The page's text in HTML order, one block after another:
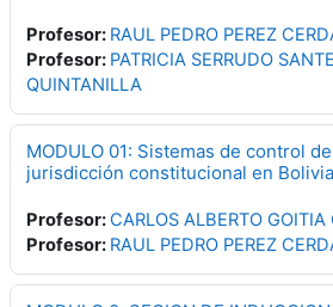
Profesor: RAUL PEDRO PEREZ
Profesor: PATRICIA SERRUDO
QUINTANILLA
MODULO 01: Sistemas de control
jurisdicción constitucional en Bolivia
Profesor:CARLOS ALBERTO GOITIA
Profesor: RAUL PEDRO PEREZ